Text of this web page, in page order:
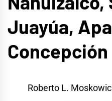
Juayúa,
Roberto L.